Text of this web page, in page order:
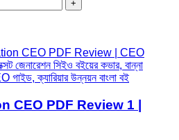
CEO PDF Review 1 |